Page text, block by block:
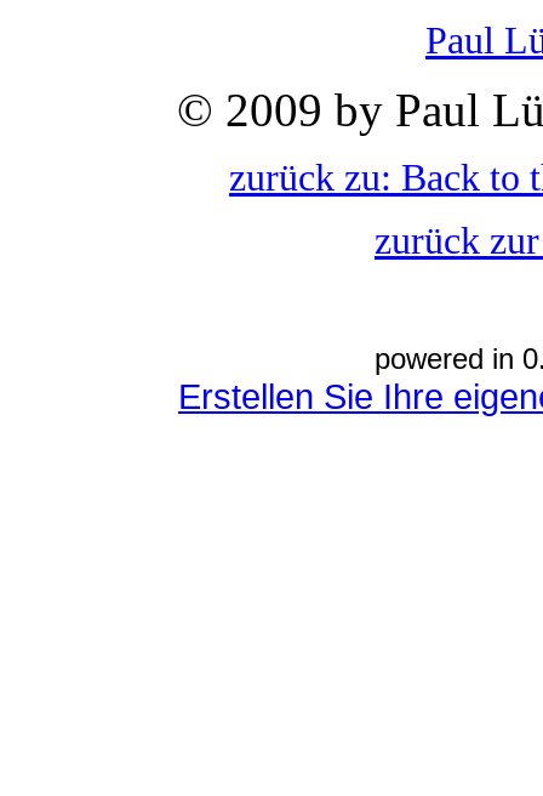
Paul
© 2009 by Paul
zurück zu: Back to
zurück
powered in
Erstellen Sie Ihre